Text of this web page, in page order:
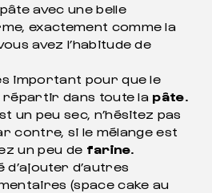
avec une belle
exactement comme la
avez l’habitude de
important pour que le
répartir dans toute la pâte.
un peu sec, n’hésitez pas
contre, si le mélange est
un peu de farine.
d’ajouter d’autres
(space cake au